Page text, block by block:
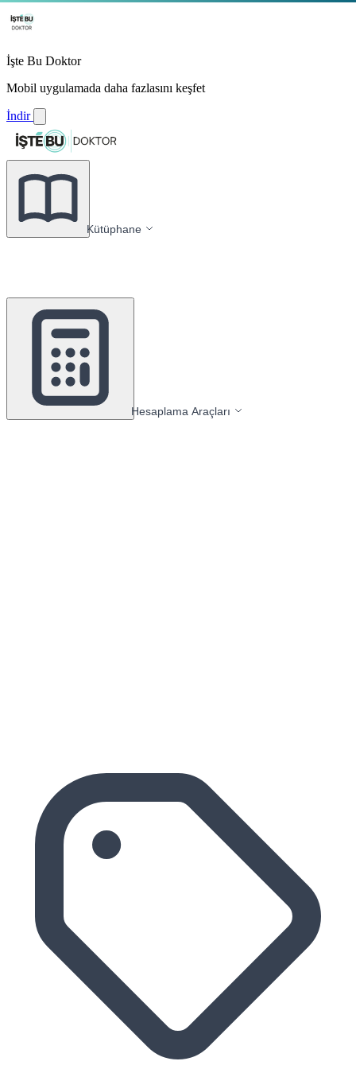
İşte Bu Doktor
Mobil uygulamada daha fazlasını keşfet
İndir
Kütüphane
Hesaplama Araçları